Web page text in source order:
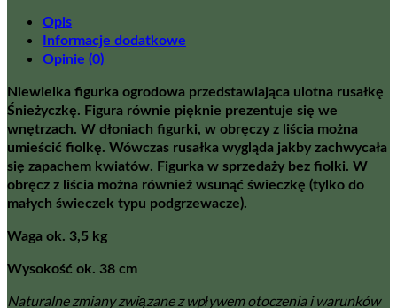
Opis
Informacje dodatkowe
Opinie (0)
Niewielka figurka ogrodowa przedstawiająca ulotna rusałkę
Śnieżyczkę. Figura równie pięknie prezentuje się we
wnętrzach. W dłoniach figurki, w obręczy z liścia można
umieścić fiolkę. Wówczas rusałka wygląda jakby zachwycała
się zapachem kwiatów. Figurka w sprzedaży bez fiolki. W
obręcz z liścia można również wsunąć świeczkę (tylko do
małych świeczek typu podgrzewacze).
Waga ok. 3,5 kg
Wysokość ok. 38 cm
Naturalne zmiany związane z wpływem otoczenia i warunków